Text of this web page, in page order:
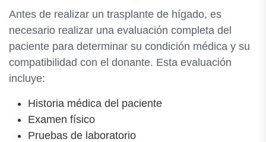
Antes de realizar un trasplante de hígado, es
necesario realizar una evaluación completa del
paciente para determinar su condición médica y su
compatibilidad con el donante. Esta evaluación
incluye:
Historia médica del paciente
Examen físico
Pruebas de laboratorio